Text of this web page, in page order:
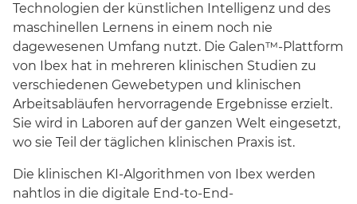
Technologien der künstlichen Intelligenz und des
maschinellen Lernens in einem noch nie
dagewesenen Umfang nutzt. Die Galen™-Plattform
von Ibex hat in mehreren klinischen Studien zu
verschiedenen Gewebetypen und klinischen
Arbeitsabläufen hervorragende Ergebnisse erzielt.
Sie wird in Laboren auf der ganzen Welt eingesetzt,
wo sie Teil der täglichen klinischen Praxis ist.
Die klinischen KI-Algorithmen von Ibex werden
nahtlos in die digitale End-to-End-